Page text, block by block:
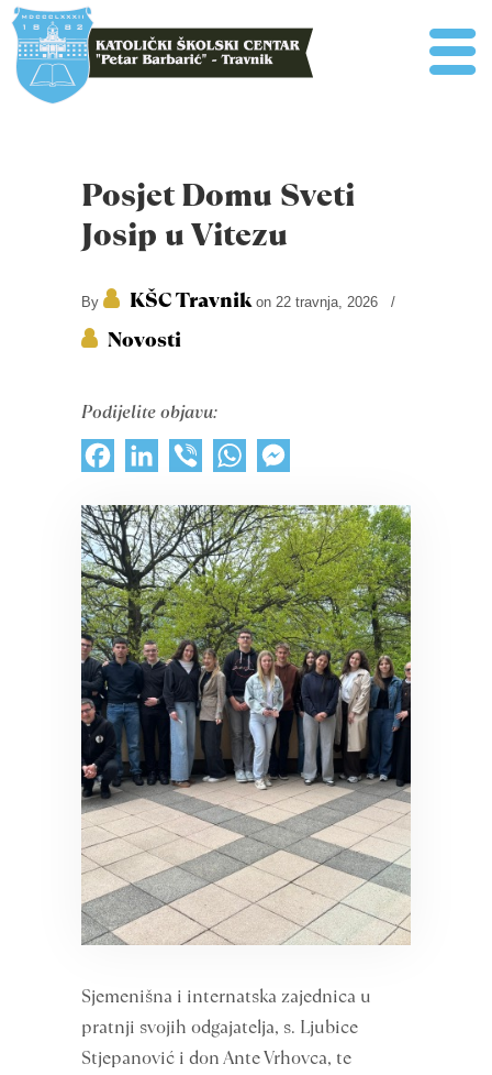
Posjet Domu Sveti
Josip u Vitezu
By KŠC Travnikon 22 travnja, 2026 /
Novosti
Podijelite objavu:
FacebookLinkedInViber WhatsApp
Sjemenišna i internatska zajednica u
pratnji svojih odgajatelja, s. Ljubice
Stjepanović i don Ante Vrhovca, te